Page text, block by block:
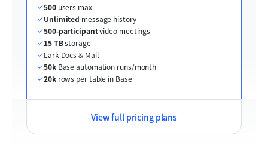
500 users max
Unlimited message history
500-participant video meetings
15 TB storage
Lark Docs & Mail
50k Base automation runs/month
20k rows per table in Base
View full pricing plans